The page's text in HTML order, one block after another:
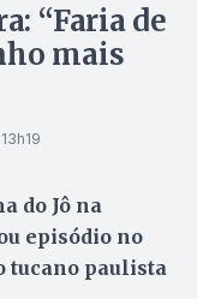
“Faria de
mais
do Jô na
episódio no
tucano paulista